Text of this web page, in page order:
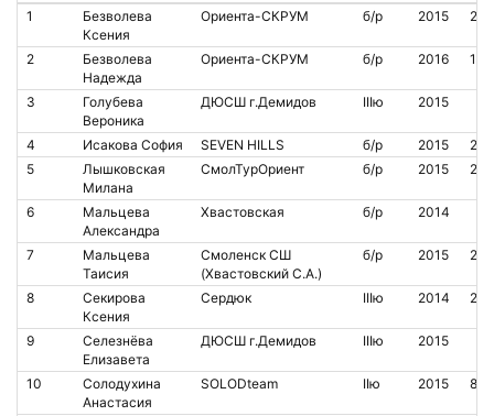
1
Безволева
Ксения
Ориента-СКРУМ б/р 2015
2
Безволева
Надежда
Ориента-СКРУМ б/р 2016
3
Голубева
Вероника
ДЮСШ г.Демидов IIIю 2015
4 Исакова София SEVEN HILLS б/р 2015
5
Лышковская
Милана
СмолТурОриент б/р 2015
6
Мальцева
Александра
Хвастовская б/р 2014
7
Мальцева
Таисия
Смоленск СШ
(Хвастовский С.А.)
б/р 2015
8
Секирова
Ксения
Сердюк IIIю 2014
9
Селезнёва
Елизавета
ДЮСШ г.Демидов IIIю 2015
10
Солодухина
Анастасия
SOLODteam IIю 2015